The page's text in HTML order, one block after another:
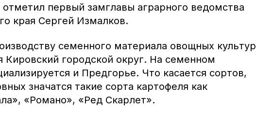
первый замглавы аграрного ведомства
края Сергей Измалков.
семенного материала овощных культур
Кировский городской округ. На семенном
и Предгорье. Что касается сортов,
значатся такие сорта картофеля как
«Романо», «Ред Скарлет».